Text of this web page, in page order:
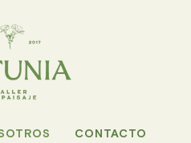
CONTACTO